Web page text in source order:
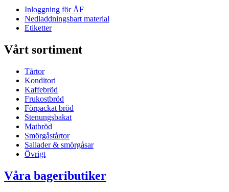
Inloggning för ÅF
Nedladdningsbart material
Etiketter
Vårt sortiment
Tårtor
Konditori
Kaffebröd
Frukostbröd
Förpackat bröd
Stenungsbakat
Matbröd
Smörgåstårtor
Sallader & smörgåsar
Övrigt
Våra bageributiker